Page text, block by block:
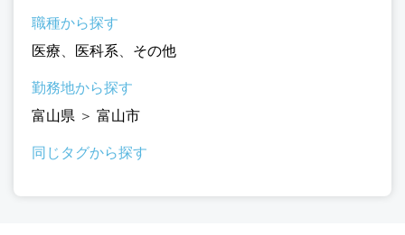
職種から探す
医療、 医科系、 その他
勤務地から探す
富山県 ＞ 富山市
同じタグから探す